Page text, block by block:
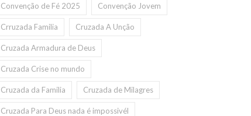
Convenção de Fé 2025 Convenção Jovem
Crruzada Familia Cruzada A Unção
Cruzada Armadura de Deus
Cruzada Crise no mundo
Cruzada da Familia Cruzada de Milagres
Cruzada Para Deus nada é impossivél